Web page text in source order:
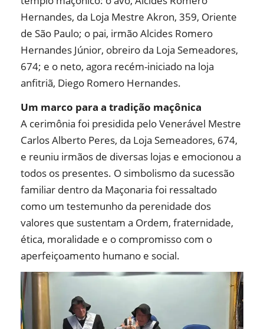
Hernandes, da Loja Mestre Akron, 359, Oriente
de São Paulo; o pai, irmão Alcides Romero
Hernandes Júnior, obreiro da Loja Semeadores,
674; e o neto, agora recém-iniciado na loja
anfitriã, Diego Romero Hernandes.
Um marco para a tradição maçônica
A cerimônia foi presidida pelo Venerável Mestre
Carlos Alberto Peres, da Loja Semeadores, 674,
e reuniu irmãos de diversas lojas e emocionou a
todos os presentes. O simbolismo da sucessão
familiar dentro da Maçonaria foi ressaltado
como um testemunho da perenidade dos
valores que sustentam a Ordem, fraternidade,
ética, moralidade e o compromisso com o
aperfeiçoamento humano e social.